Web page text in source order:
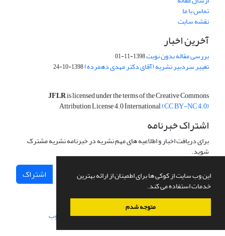
این وب سایت از کوکی ها برای اطمینان از ارائه بهترین
خدمات استفاده می کند.
متوجه شدم
تماس با ما
نقشه سایت
آخرین اخبار
بررسی مقاله بدون نوبت1398-11-01
تغییر سردبیر نشریه (آقای دکتر مهدی دهمرده)1398-10-24
JFLRis licensed under the terms of the Creative Commons
Attribution License 4.0 International(CC BY-NC 4.0)
اشتراک خبرنامه
برای دریافت اخبار و اطلاعیه های مهم نشریه در خبرنامه نشریه مشترک
شوید.
اشتراک
سامانه مدیریت نشریات علمی.طراحی و پیاده سازی از سیناوب